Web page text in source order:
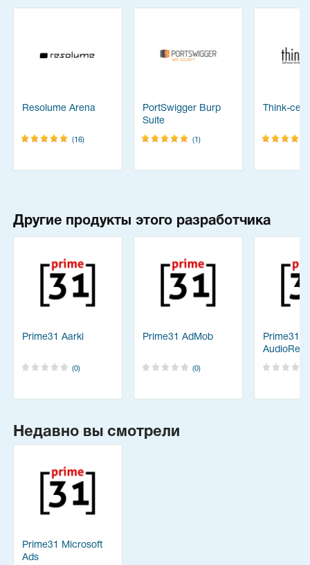
Resolume Arena
(16)
PortSwigger Burp
Suite
(1)
Think-cell
Другие продукты этого разработчика
Prime31 Aarki
(0)
Prime31 AdMob
(0)
Prime31
Недавно вы смотрели
Prime31 Microsoft
Ads